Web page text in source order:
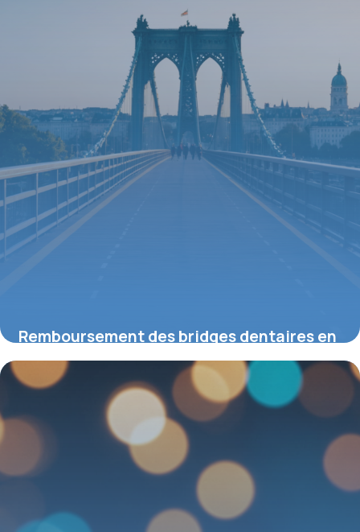
Remboursement des bridges dentaires en
2026 : ce que vous devez savoir
14 mai 2026